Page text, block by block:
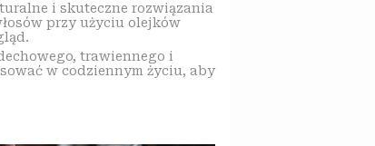
i skuteczne rozwiązania
przy użyciu olejków
trawiennego i
w codziennym życiu, aby